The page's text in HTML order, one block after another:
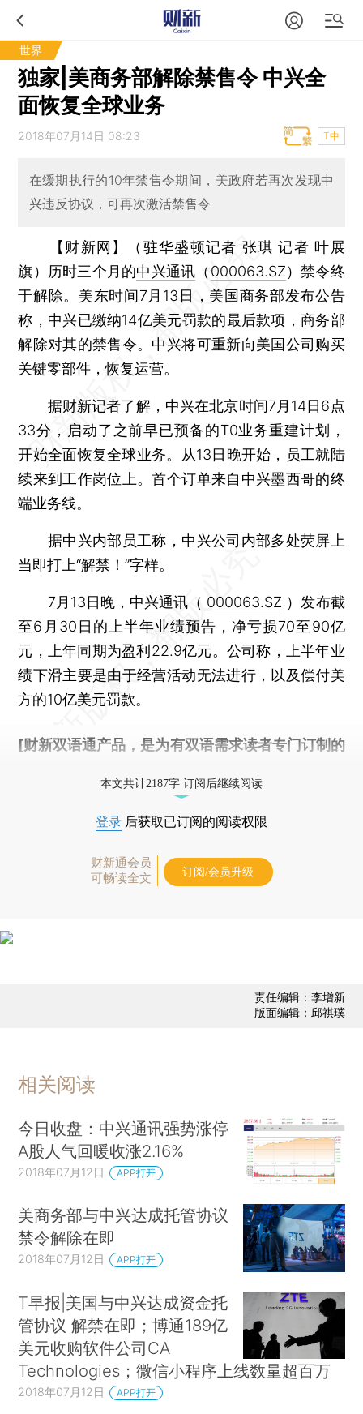
世界
独家|美商务部解除禁售令 中兴全
面恢复全球业务
2018年07月14日 08:23 T中
在缓期执行的10年禁售令期间，美政府若再次发现中
兴违反协议，可再次激活禁售令
【财新网】（驻华盛顿记者 张琪 记者 叶展
旗）
历时三个月的中兴通讯 （ 000063.SZ）禁令终
于解除。美东时间7月13日，美国商务部发布公告
称，中兴已缴纳14亿美元罚款的最后款项，商务部
解除对其的禁售令。中兴将可重新向美国公司购买
关键零部件，恢复运营。
据财新记者了解，中兴在北京时间7月14日6点
33分，启动了之前早已预备的T0业务重建计划，
开始全面恢复全球业务。从13日晚开始，员工就陆
续来到工作岗位上。首个订单来自中兴墨西哥的终
端业务线。
据中兴内部员工称，中兴公司内部多处荧屏上
当即打上“解禁！”字样。
7月13日晚， 中兴通讯 （ 000063.SZ ）发布截
至6月30日的上半年业绩预告，净亏损70至90亿
元，上年同期为盈利22.9亿元。公司称，上半年业
绩下滑主要是由于经营活动无法进行，以及偿付美
方的10亿美元罚款。
[财新双语通产品，是为有双语需求读者专门订制的
本文共计2187字 订阅后继续阅读
登录 后获取已订阅的阅读权限
财新通会员
可畅读全文
订阅/会员升级
责任编辑：李增新
版面编辑：邱祺璞
相关阅读
今日收盘：中兴通讯强势涨停
A股人气回暖收涨2.16%
2018年07月12日 APP打开
美商务部与中兴达成托管协议
禁令解除在即
2018年07月12日 APP打开
T早报|美国与中兴达成资金托
管协议 解禁在即；博通189亿
美元收购软件公司CA
Technologies；微信小程序上线数量超百万
2018年07月12日 APP打开